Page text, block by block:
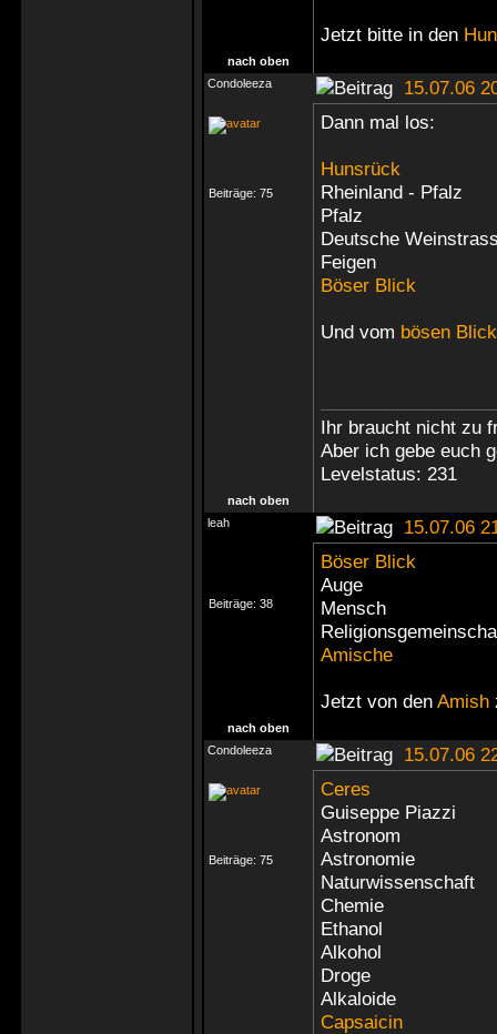
Jetzt bitte in den
nach oben
Condoleeza
15.07.06
Beiträge: 75
Dann mal los:
Hunsrück
Rheinland - Pfalz
Pfalz
Deutsche
Feigen
Böser Blick
Und vom bösen Blick
Ihr braucht nicht zu
Aber ich gebe euch
Levelstatus: 231
nach oben
leah
15.07.06
Beiträge: 38
Böser Blick
Auge
Mensch
Amische
Jetzt von den Amish
nach oben
Condoleeza
15.07.06
Beiträge: 75
Ceres
Guiseppe Piazzi
Astronom
Astronomie
Naturwissenschaft
Chemie
Ethanol
Alkohol
Droge
Alkaloide
Capsaicin